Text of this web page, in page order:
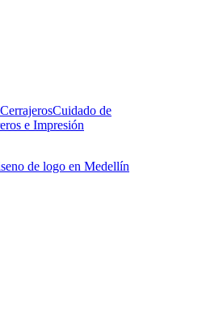
CerrajerosCuidado de
e Impresión
de logo en Medellín